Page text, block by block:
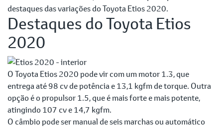
destaques das variações do Toyota Etios 2020.
Destaques do Toyota Etios
2020
O Toyota Etios 2020 pode vir com um motor 1.3, que
entrega até 98 cv de potência e 13,1 kgfm de torque. Outra
opção é o propulsor 1.5, que é mais forte e mais potente,
atingindo 107 cv e 14,7 kgfm.
O câmbio pode ser manual de seis marchas ou automático